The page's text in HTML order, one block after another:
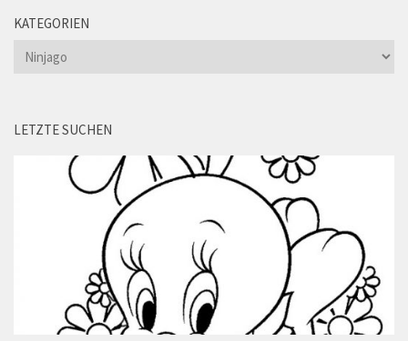
KATEGORIEN
Kategorien
LETZTE SUCHEN